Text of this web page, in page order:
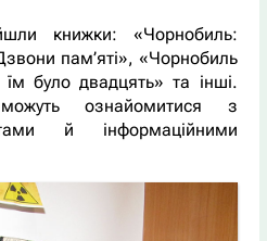
книжки: «Чорнобиль:
пам’яті», «Чорнобиль
було двадцять» та інші.
ознайомитися з
й інформаційними